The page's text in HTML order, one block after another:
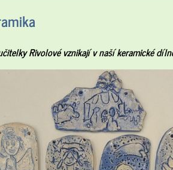
Rivolové vznikají v naší keramické